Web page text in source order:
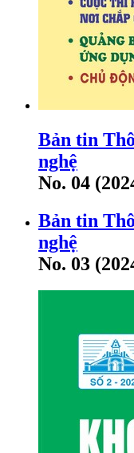
Bản tin
nghệ
No. 04
Bản tin
nghệ
No. 03